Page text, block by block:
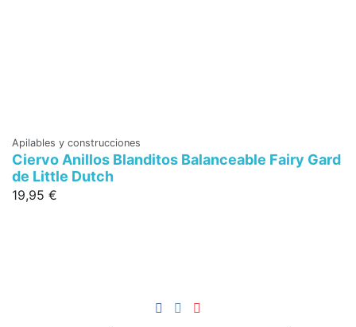
Apilables y construcciones
Ciervo Anillos Blanditos Balanceable Fairy Gard
de Little Dutch
19,95 €